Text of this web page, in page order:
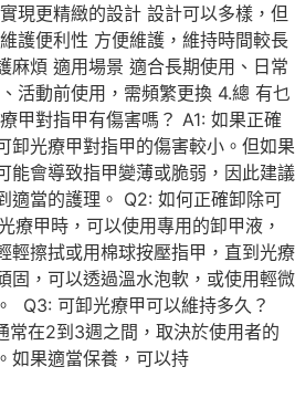
現更精緻的設計 設計可以多樣，但
護便利性 方便維護，維持時間較長
麻煩 適用場景 適合長期使用、日常
活動前使用，需頻繁更換 4.總 有乜
甲對指甲有傷害嗎？ A1: 如果正確
卸光療甲對指甲的傷害較小。但如果
能會導致指甲變薄或脆弱，因此建議
適當的護理。 Q2: 如何正確卸除可
療甲時，可以使用專用的卸甲液，
輕擦拭或用棉球按壓指甲，直到光療
固，可以透過溫水泡軟，或使用輕微
Q3: 可卸光療甲可以維持多久？
常在2到3週之間，取決於使用者的
如果適當保養，可以持